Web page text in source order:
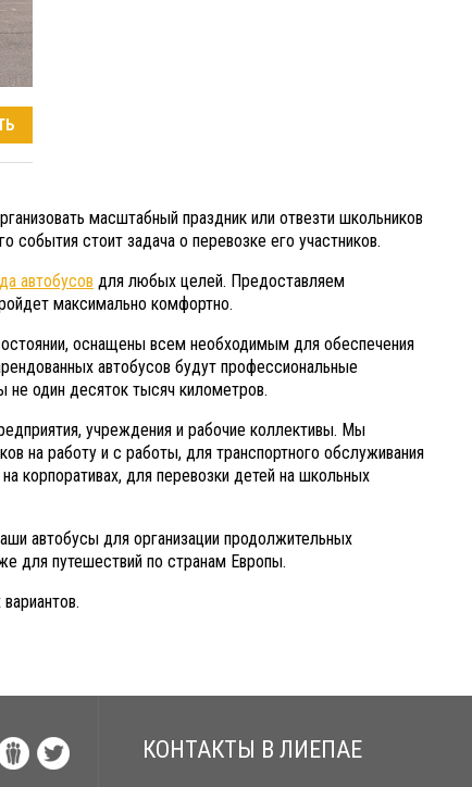
масштабный праздник или отвезти школьников
стоит задача о перевозке его участников.
автобусов для любых целей. Предоставляем
максимально комфортно.
оснащены всем необходимым для обеспечения
автобусов будут профессиональные
не один десяток тысяч километров.
учреждения и рабочие коллективы. Мы
на работу и с работы, для транспортного обслуживания
корпоративах, для перевозки детей на школьных
автобусы для организации продолжительных
для путешествий по странам Европы.
КОНТАКТЫ В ЛИЕПАЕ